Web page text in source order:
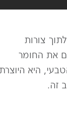
צורות
את החומר
היא היוצרת
זה.